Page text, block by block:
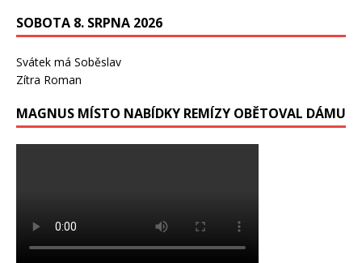
SOBOTA 8. SRPNA 2026
Svátek má Soběslav
Zítra Roman
MAGNUS MÍSTO NABÍDKY REMÍZY OBĚTOVAL DÁMU